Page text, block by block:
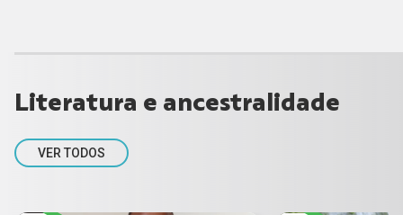
Literatura e ancestralidade
VER TODOS